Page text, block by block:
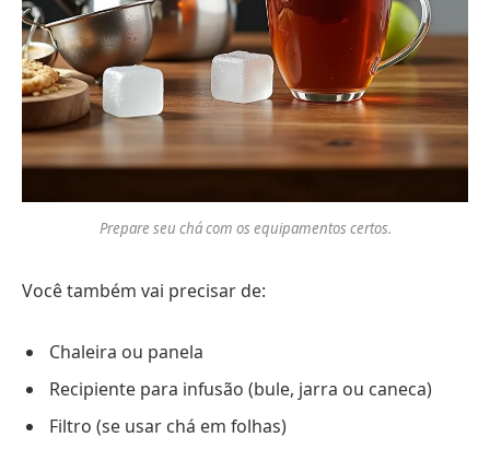
Prepare seu chá com os equipamentos certos.
Você também vai precisar de:
Chaleira ou panela
Recipiente para infusão (bule, jarra ou caneca)
Filtro (se usar chá em folhas)